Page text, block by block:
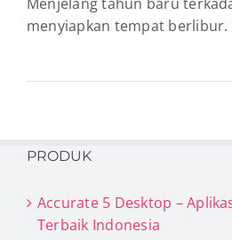
menyiapkan tempat berlibur.
PRODUK
Accurate 5 Desktop –
Terbaik Indonesia